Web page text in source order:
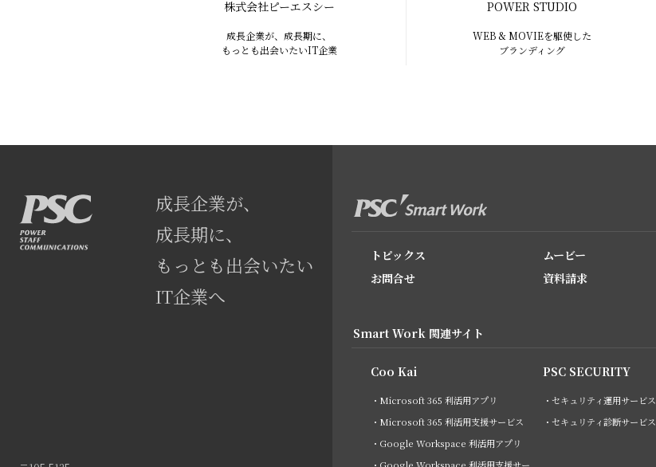
株式会社ピーエスシー
成長企業が、成長期に、
もっとも出会いたいIT企業
POWER STUDIO
WEB & MOVIEを駆使した
ブランディング
成長企業が、
成長期に、
もっとも出会いたい
IT企業へ
トピックス ムービー
お問合せ
資料請求
Smart Work 関連サイト
Coo Kai
・Microsoft 365 利活用アプリ
・Microsoft 365 利活用支援サービス
・Google Workspace 利活用アプリ
・Google Workspace 利活用支援サー
PSC SECURITY
・セキュリティ運用サービス
・セキュリティ診断サービス